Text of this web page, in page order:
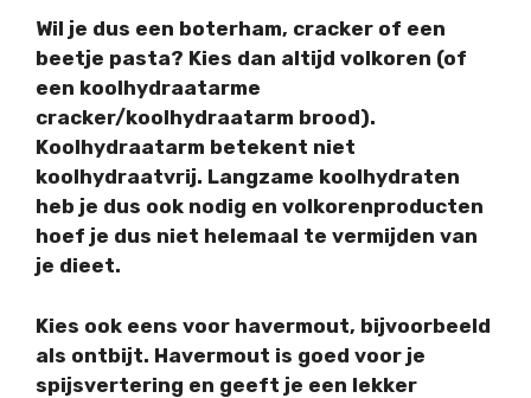
Wil je dus een boterham, cracker of een
beetje pasta? Kies dan altijd volkoren (of
een koolhydraatarme
cracker/koolhydraatarm brood).
Koolhydraatarm betekent niet
koolhydraatvrij. Langzame koolhydraten
heb je dus ook nodig en volkorenproducten
hoef je dus niet helemaal te vermijden van
je dieet.
Kies ook eens voor havermout, bijvoorbeeld
als ontbijt. Havermout is goed voor je
spijsvertering en geeft je een lekker